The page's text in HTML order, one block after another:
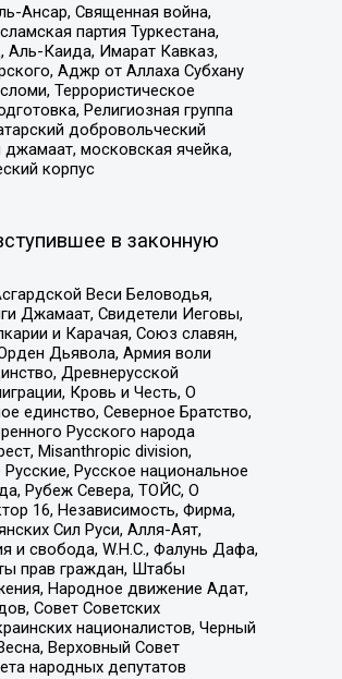
Ансар, Священная война,
партия Туркестана,
Каида, Имарат Кавказ,
Аджр от Аллаха Субхану
Террористическое
Религиозная группа
добровольческий
московская ячейка,
корпус
в законную
Веси Беловодья,
Джамаат, Свидетели Иеговы,
и Карачая, Союз славян,
Дьявола, Армия воли
Древнерусской
Кровь и Честь, О
единство, Северное Братство,
Русского народа
Misanthropic division,
Русское национальное
Рубеж Севера, ТОЙС, О
16, Независимость, Фирма,
Сил Руси, Алля-Аят,
и свобода, W.H.С., Фалунь Дафа,
прав граждан, Штабы
Народное движение Адат,
Совет Советских
националистов, Черный
Верховный Совет
народных депутатов